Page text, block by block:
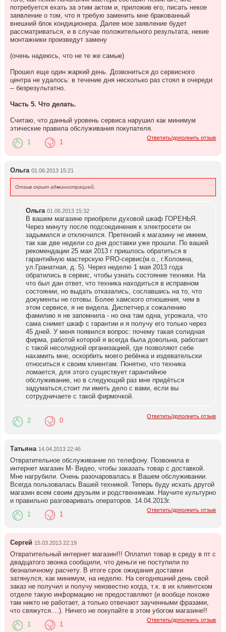
потребуется ехать за этим актом и, приложив его, писать некое
заявление о том, что я требую заменить мне бракованный
внешний блок кондиционера. Далее мое заявление будет
рассматриваться, и в случае положительного результата, некие
монтажники произведут замену
(очень надеюсь, что не те же самые)
Прошел еще один жаркий день. Дозвониться до сервисного
центра не удалось: в течение дня несколько раз стоял в очереди
-- безрезультатно.
Часть 5. Что делать.
Считаю, что данный уровень сервиса нарушил как минимум
этические правила обслуживания покупателя.
Ответить/дополнить отзыв
1 1
Ольга 01.06.2013 15:21
Отзыв скрыт администрацией.
Ольга 01.06.2013 15:32
В вашем магазине приобрели духовой шкаф ГОРЕНЬЯ.
Через минуту после подсоединения к электросети он
задымился и отключился. Претензий к магазину не имеем,
так как две недели со дня доставки уже прошли. По вашей
рекомендации 25 мая 2013 г пришлось обратиться в
гарантийную мастерскую PRO-сервис(м.о., г.Коломна,
ул.Гранатная, д. 5). Через неделю 1 мая 2013 года
обратились в сервис, чтобы узнать состояние техники. На
что был дан ответ, что техника находиться в исправном
состоянии, но выдать отказались, сославшись на то, что
документы не готовы. Более хамского отношения, чем в
этом сервисе, я не видела. Диспетчер,к сожалению
фамилию я не запомнила - но она там одна, угрожала, что
сама снимет шкаф с гарантии и я получу его только через
45 дней. У меня появился вопрос: почему такая солидная
фирма, работой которой я всегда была довольна, работает
с такой несолидной организацией, где позволяют себе
нахамить мне, оскорбить моего ребёнка и издевательски
относиться к своим клиентам. Понятно, что техника
ломается, для этого существует гарантийное
обслуживание, но в следующий раз мне придёться
задуматься,стоит ли иметь дело с вами, если вы
сотрудничаете с такой фирмочкой.
Ответить/дополнить отзыв
2 0
Татьяна 14.04.2013 22:46
Отвратительное обслуживание по телефону. Позвонила в
интернет магазин М- Видео, чтобы заказать товар с доставкой.
Мне нагрубили. Очень разочаровалась в Вашем обслуживании.
Всегда пользовалась Вашей техникой. Теперь буду искать другой
магазин всем своим друзьям и родственникам. Научите культурно
и правильно разговаривать операторов. 14.04.2013г.
Ответить/дополнить отзыв
1 1
Сергей 15.03.2013 22:19
Отвратительный интернет магазин!!! Оплатил товар в среду в пт с
двадцатого звонка сообщили, что деньги не поступили по
безналичному расчету. В итоге срок ожидания доставки
затянулся, как минимум, на неделю. На сегодняшний день свой
заказ не получил и получу неизвестно когда, т.к. в их клиентском
отделе такую информацию не предоставляют (и вообще похоже
там никто не работает, а только отвечают заученными фразами,
что свяжутся....). Ничего не покупайте в этом убогом магазине!!
Ответить/дополнить отзыв
1 1